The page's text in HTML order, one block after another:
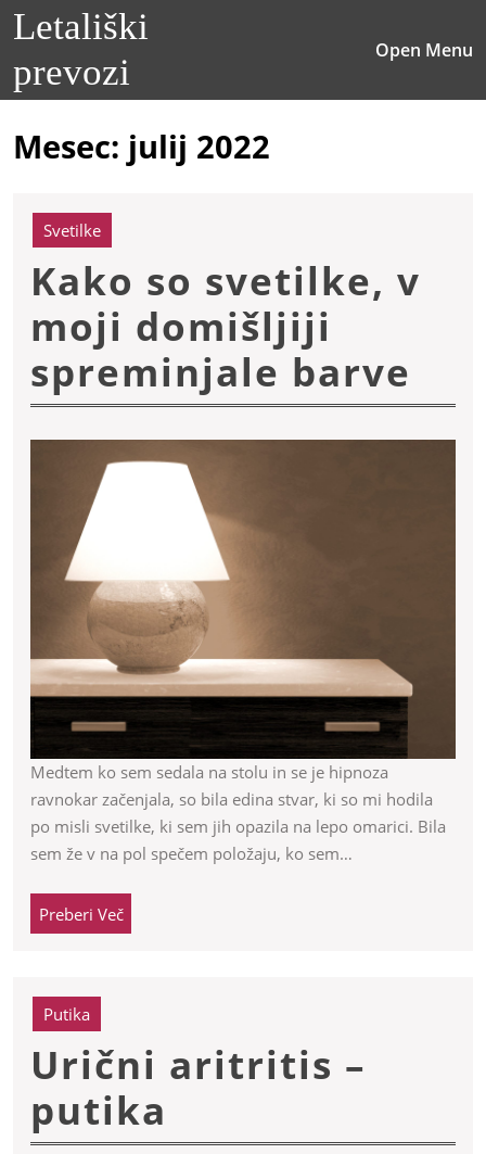
SkipLetališki
prevozi
Open Menu
Mesec: julij 2022
Svetilke
Kako so svetilke, v
moji domišljiji
spreminjale barve
so
Medtem ko sem sedala na stolu in se je hipnoza
ravnokar začenjala, so bila edina stvar, ki so mi hodila
po misli svetilke, ki sem jih opazila na lepo omarici. Bila
sem že v na pol spečem položaju, ko sem…
Preberi VečPreberi
Več
Putika
Urični aritritis –
putika